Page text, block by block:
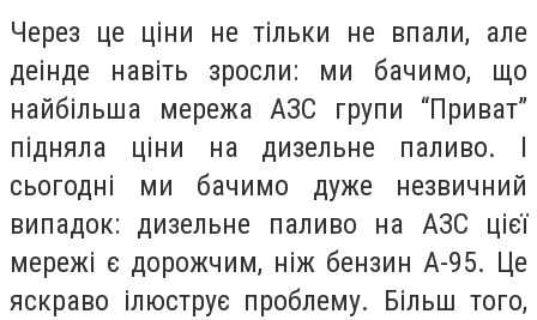
Через це ціни не тільки не впали, але
деінде навіть зросли: ми бачимо, що
найбільша мережа АЗС групи “Приват”
підняла ціни на дизельне паливо. І
сьогодні ми бачимо дуже незвичний
випадок: дизельне паливо на АЗС цієї
мережі є дорожчим, ніж бензин А-95. Це
яскраво ілюструє проблему. Більш того,